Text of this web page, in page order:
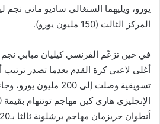
يورو، ويليهما السنغالي ساديو ماني نجم
المركز الثالث (150 مليون يورو).
في حين تزعّم الفرنسي كيليان مبابي
أغلى لاعبي كرة القدم بعدما تصدر ترتيب
تسويقية وصلت إلى 200
أنطوان جريزمان مهاجم برشلونة ثالثا بـ120 مليون.